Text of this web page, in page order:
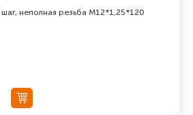
неполная резьба M12*1,25*120